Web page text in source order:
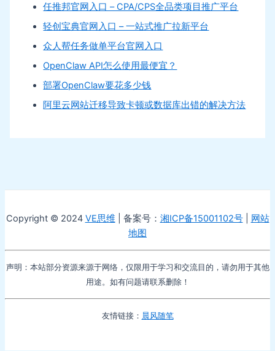
任推邦官网入口 – CPA/CPS全品类项目推广平台
轻创宝典官网入口 – 一站式推广拉新平台
众人帮任务做单平台官网入口
OpenClaw API怎么使用最便宜？
部署OpenClaw要花多少钱
阿里云网站迁移导致卡顿或数据库出错的解决方法
Copyright © 2024 VE思维 | 备案号： 湘ICP备15001102号| 网站
地图
声明：本站部分资源来源于网络，仅限用于学习和交流目的，请勿用于其他
用途。如有问题请联系删除！
友情链接： 晨风随笔